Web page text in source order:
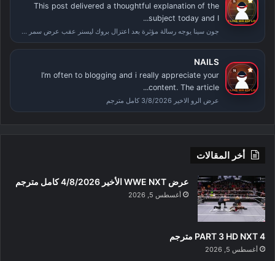
This post delivered a thoughtful explanation of the
subject today and I...
جون سينا يوجه رسالة مؤثرة بعد اعتزال بروك ليسنر عقب عرض سمر سلام
NAILS
I’m often to blogging and i really appreciate your
content. The article...
عرض الرو الاخير 3/8/2026 كامل مترجم
أخر المقالات
عرض WWE NXT الأخير 4/8/2026 كامل مترجم
أغسطس 5, 2026
PART 3 HD NXT 4 مترجم
أغسطس 5, 2026